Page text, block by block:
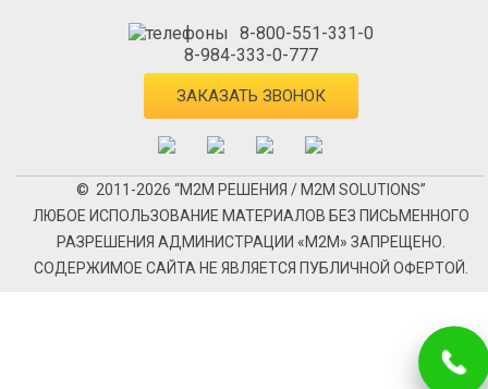
8-800-551-331-0
8-984-333-0-777
ЗАКАЗАТЬ ЗВОНОК
© 2011-2026 “М2М РЕШЕНИЯ / M2M SOLUTIONS”
ЛЮБОЕ ИСПОЛЬЗОВАНИЕ МАТЕРИАЛОВ БЕЗ ПИСЬМЕННОГО
РАЗРЕШЕНИЯ АДМИНИСТРАЦИИ «М2М» ЗАПРЕЩЕНО.
СОДЕРЖИМОЕ САЙТА НЕ ЯВЛЯЕТСЯ ПУБЛИЧНОЙ ОФЕРТОЙ.